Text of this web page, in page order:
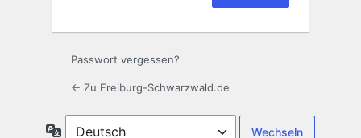
Passwort vergessen?
← Zu Freiburg-Schwarzwald.de
Sprache